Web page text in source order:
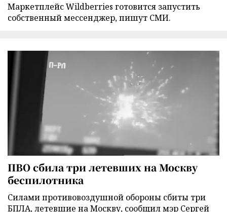
Маркетплейс Wildberries готовится запустить
собственный мессенджер, пишут СМИ.
ПВО сбила три летевших на Москву
беспилотника
Силами противовоздушной обороны сбиты три
БПЛА, летевшие на Москву, сообщил мэр Сергей